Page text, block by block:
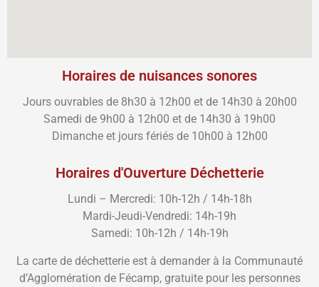
Horaires de nuisances sonores
Jours ouvrables de 8h30 à 12h00 et de 14h30 à 20h00
Samedi de 9h00 à 12h00 et de 14h30 à 19h00
Dimanche et jours fériés de 10h00 à 12h00
Horaires d'Ouverture Déchetterie
Lundi – Mercredi: 10h-12h / 14h-18h
Mardi-Jeudi-Vendredi: 14h-19h
Samedi: 10h-12h / 14h-19h
La carte de déchetterie est à demander à la Communauté
d’Agglomération de Fécamp, gratuite pour les personnes